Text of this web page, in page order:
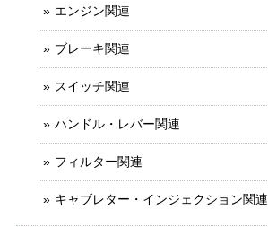
エンジン関連
ブレーキ関連
スイッチ関連
ハンドル・レバー関連
フィルター関連
キャブレター・インジェクション関連